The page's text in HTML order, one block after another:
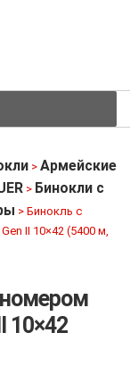
> Армейские
> Бинокли с
> Бинокль с
II 10×42 (5400 м,
10×42